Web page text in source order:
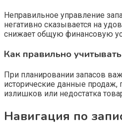
Неправильное управление
негативно сказывается на
снижает общую финансовую
Как правильно
При планировании запасов
исторические данные продаж,
излишков или недостатка
Навигация по